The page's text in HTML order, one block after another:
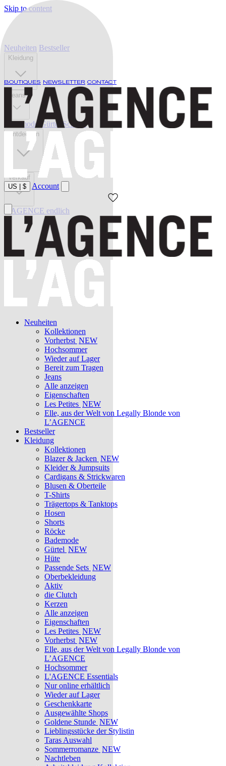
Skip to content
BOUTIQUES NEWSLETTER CONTACT
US $ Account
Neuheiten
Kollektionen
Vorherbst NEW
Hochsommer
Wieder auf Lager
Bereit zum Tragen
Jeans
Alle anzeigen
Eigenschaften
Les Petites NEW
Elle, aus der Welt von Legally Blonde von
L’AGENCE
Bestseller
Kleidung
Kollektionen
Blazer & Jacken NEW
Kleider & Jumpsuits
Cardigans & Strickwaren
Blusen & Oberteile
T-Shirts
Trägertops & Tanktops
Hosen
Shorts
Röcke
Bademode
Gürtel NEW
Hüte
Passende Sets NEW
Oberbekleidung
Aktiv
die Clutch
Kerzen
Alle anzeigen
Eigenschaften
Les Petites NEW
Vorherbst NEW
Elle, aus der Welt von Legally Blonde von
L’AGENCE
Hochsommer
L'AGENCE Essentials
Nur online erhältlich
Wieder auf Lager
Geschenkkarte
Ausgewählte Shops
Goldene Stunde NEW
Lieblingsstücke der Stylistin
Taras Auswahl
Sommerromanze NEW
Nachtleben
Neuheiten Bestseller
Kleidung
Jeans
Bademode Gürtel Schuhe
Entdecken
Verkauf
L'AGENCE endlich